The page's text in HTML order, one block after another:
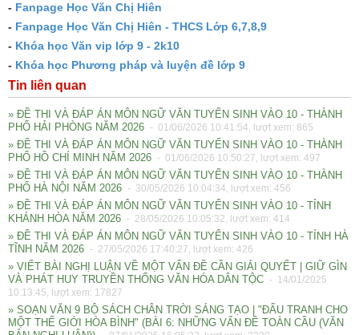
- Fanpage Học Văn Chị Hiên
- Fanpage Học Văn Chị Hiên - THCS Lớp 6,7,8,9
- Khóa học Văn vip lớp 9 - 2k10
- Khóa học Phương pháp và luyện đề lớp 9
Tin liên quan
» ĐỀ THI VÀ ĐÁP ÁN MÔN NGỮ VĂN TUYỂN SINH VÀO 10 - THÀNH
PHỐ HẢI PHÒNG NĂM 2026 - 01/06/2026 10:41:54, lượt xem: 865
» ĐỀ THI VÀ ĐÁP ÁN MÔN NGỮ VĂN TUYỂN SINH VÀO 10 - THÀNH
PHỐ HỒ CHÍ MINH NĂM 2026 - 01/06/2026 10:50:27, lượt xem: 497
» ĐỀ THI VÀ ĐÁP ÁN MÔN NGỮ VĂN TUYỂN SINH VÀO 10 - THÀNH
PHỐ HÀ NỘI NĂM 2026 - 30/05/2026 10:04:34, lượt xem: 456
» ĐỀ THI VÀ ĐÁP ÁN MÔN NGỮ VĂN TUYỂN SINH VÀO 10 - TỈNH
KHÁNH HÒA NĂM 2026 - 28/05/2026 10:05:32, lượt xem: 414
» ĐỀ THI VÀ ĐÁP ÁN MÔN NGỮ VĂN TUYỂN SINH VÀO 10 - TỈNH HÀ
TĨNH NĂM 2026 - 27/05/2026 17:40:27, lượt xem: 426
» VIẾT BÀI NGHỊ LUẬN VỀ MỘT VẤN ĐỀ CẦN GIẢI QUYẾT | GIỮ GÌN
VÀ PHÁT HUY TRUYỀN THỐNG VĂN HÓA DÂN TỘC - 14/01/2025
10:13:45, lượt xem: 17827
» SOẠN VĂN 9 BỘ SÁCH CHÂN TRỜI SÁNG TẠO | "ĐẤU TRANH CHO
MỘT THẾ GIỚI HÒA BÌNH" (BÀI 6: NHỮNG VẤN ĐỀ TOÀN CẦU (VĂN